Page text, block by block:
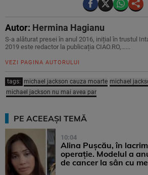
Autor: Hermina Hagianu
S-a alăturat presei în anul 2016, inițial în trustul
2019 este redactor la publicația CIAO.RO,…...
VEZI PAGINA AUTORULUI
tags: michael jackson cauza moarte michael
michael jackson nu mai avea par
PE ACEEAȘI TEMĂ
10:04
Alina Pușcău, în
operație. Modelul a
de cancer la sân cu